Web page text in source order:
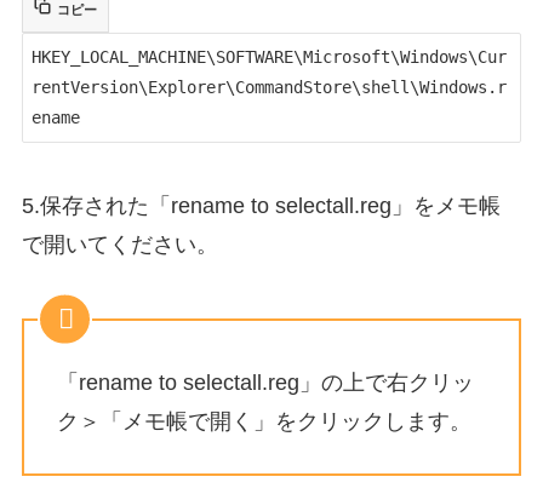
コピー
HKEY_LOCAL_MACHINE\SOFTWARE\Microsoft\Windows\Cur
rentVersion\Explorer\CommandStore\shell\Windows.r
ename
5.保存された「rename to selectall.reg」をメモ帳
で開いてください。
「rename to selectall.reg」の上で右クリッ
ク＞「メモ帳で開く」をクリックします。